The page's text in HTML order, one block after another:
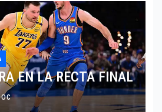
EN LA RECTA FINAL